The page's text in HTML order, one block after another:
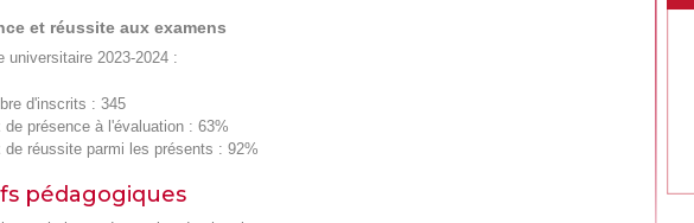
et réussite aux examens
universitaire 2023-2024 :
d'inscrits : 345
de présence à l'évaluation : 63%
de réussite parmi les présents : 92%
pédagogiques